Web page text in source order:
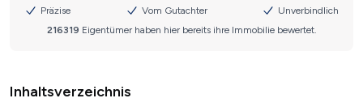
Inhaltsverzeichnis